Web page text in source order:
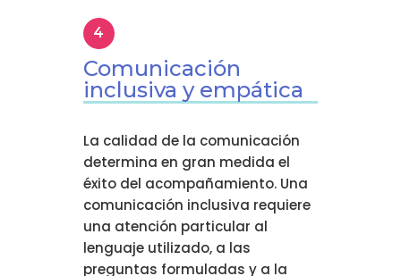
Comunicación
inclusiva y empática
La calidad de la comunicación
determina en gran medida el
éxito del acompañamiento. Una
comunicación inclusiva requiere
una atención particular al
lenguaje utilizado, a las
preguntas formuladas y a la